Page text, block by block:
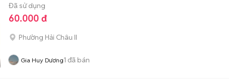
Đã sử dụng
60.000 đ
Phường Hải Châu II
Gia Huy Dương1 đã bán